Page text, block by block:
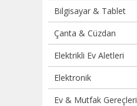
Bilgisayar & Tablet
Çanta & Cüzdan
Elektrikli Ev Aletleri
Elektronik
Ev & Mutfak Gereçleri